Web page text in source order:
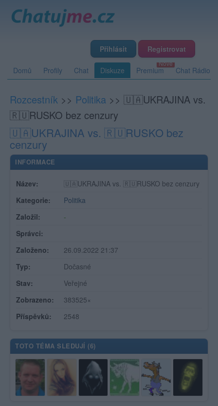
Přihlásit Registrovat
Domů Profily Chat Diskuze Premium Chat Rádio
Rozcestník >> Politika >> 🇺🇦UKRAJINA vs.
🇷🇺RUSKO bez cenzury
🇺🇦UKRAJINA vs. 🇷🇺RUSKO bez
cenzury
INFORMACE
Název:
🇺🇦UKRAJINA vs. 🇷🇺RUSKO bez cenzury
Kategorie:
Politika
Založil:
-
Správci:
Založeno:
26.09.2022 21:37
Typ:
Dočasné
Stav:
Veřejné
Zobrazeno:
383525×
Příspěvků:
2548
TOTO TÉMA SLEDUJÍ (6)